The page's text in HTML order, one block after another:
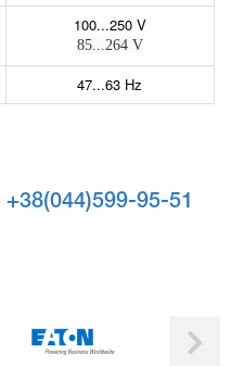
100...250 V
85...264 V
47...63 Hz
+38(044)599-95-51